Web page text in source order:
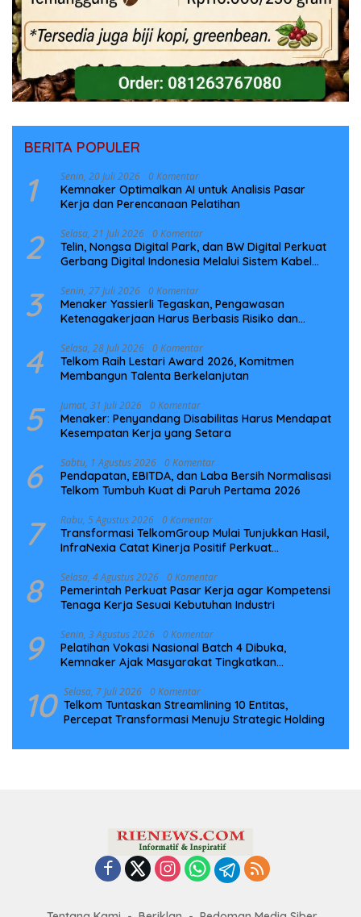
BERITA POPULER
1 Senin, 20 Juli 2026 0 Komentar
Kemnaker Optimalkan AI untuk Analisis Pasar
Kerja dan Perencanaan Pelatihan
2 Selasa, 21 Juli 2026 0 Komentar
Telin, Nongsa Digital Park, dan BW Digital Perkuat
Gerbang Digital Indonesia Melalui Sistem Kabel
3 Senin, 27 Juli 2026 0 Komentar
Menaker Yassierli Tegaskan, Pengawasan
Ketenagakerjaan Harus Berbasis Risiko dan
4 Selasa, 28 Juli 2026 0 Komentar
Telkom Raih Lestari Award 2026, Komitmen
Membangun Talenta Berkelanjutan
5 Jumat, 31 Juli 2026 0 Komentar
Menaker: Penyandang Disabilitas Harus Mendapat
Kesempatan Kerja yang Setara
6 Sabtu, 1 Agustus 2026 0 Komentar
Pendapatan, EBITDA, dan Laba Bersih Normalisasi
Telkom Tumbuh Kuat di Paruh Pertama 2026
7 Rabu, 5 Agustus 2026 0 Komentar
Transformasi TelkomGroup Mulai Tunjukkan Hasil,
InfraNexia Catat Kinerja Positif Perkuat
8 Selasa, 4 Agustus 2026 0 Komentar
Pemerintah Perkuat Pasar Kerja agar Kompetensi
Tenaga Kerja Sesuai Kebutuhan Industri
9 Senin, 3 Agustus 2026 0 Komentar
Pelatihan Vokasi Nasional Batch 4 Dibuka,
Kemnaker Ajak Masyarakat Tingkatkan
10 Selasa, 7 Juli 2026 0 Komentar
Telkom Tuntaskan Streamlining 10 Entitas,
Percepat Transformasi Menuju Strategic Holding